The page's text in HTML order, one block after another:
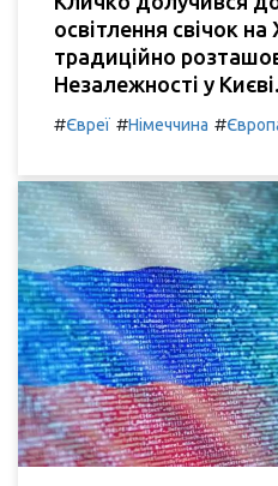
освітлення свічок на
традиційно
Незалежності у Києві.
#Євреї #Німеччина #